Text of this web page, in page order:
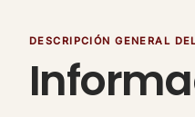
DESCRIPCIÓN GENERAL